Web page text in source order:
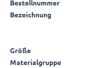
Bestellnummer
Bezeichnung
Größe
Materialgruppe